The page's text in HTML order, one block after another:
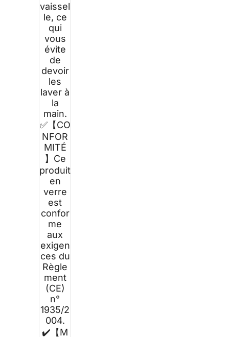
vaissel
le, ce
qui
vous
évite
de
devoir
les
laver à
la
main.
✅【CO
NFOR
MITÉ
】Ce
produit
en
verre
est
confor
me
aux
exigen
ces du
Règle
ment
(CE)
n°
1935/2
004.
✔️【M